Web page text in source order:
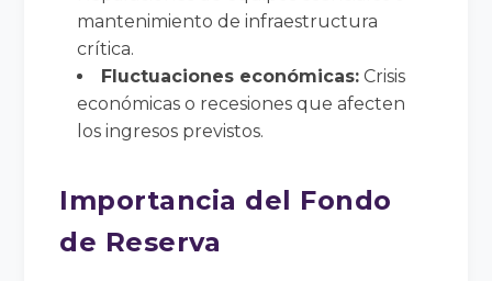
mantenimiento de infraestructura
crítica.
Fluctuaciones económicas: Crisis
económicas o recesiones que afecten
los ingresos previstos.
Importancia del Fondo
de Reserva